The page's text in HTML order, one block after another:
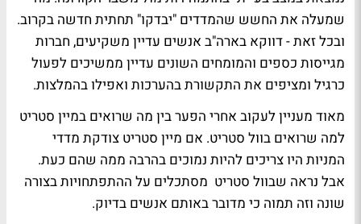
שמעלה את החשש שהמדדים "יבדקו" תחתית חדשה בקרוב.
ובכל זאת - דווקא בארה"ב אנשים עדיין משקיעים, חברות
מגייסות כספים והמומחים השונים עדיין ממשיכים לפעול
כרגיל ומציפים את התקשורת בהערכות ואפילו בהמלצות.
מאוד מעניין לעקוב אחרי הפער בין מה שרואים במיין סטריט
למה שרואים בוול סטריט. אם מיין סטריט צודקת מדדי
המניות היו צריכים להיות נמוכים בהרבה ממה שהם כעת.
אבל נראה שבוול סטריט מסתכלים על ההתפתחויות בצורה
שונה וזה תמוה כי מדובר באותם אנשים בדיוק.